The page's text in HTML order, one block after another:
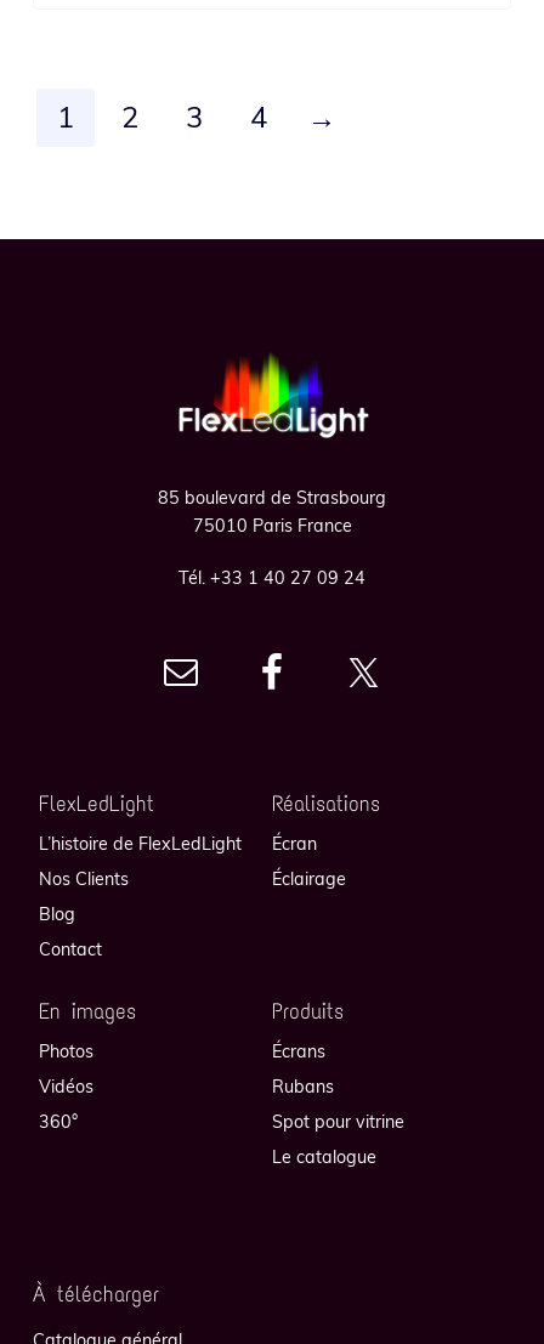
1 2 3 4 →
85 boulevard de Strasbourg
75010 Paris France
Tél. +33 1 40 27 09 24
FlexLedLight
L’histoire de FlexLedLight
Nos Clients
Blog
Contact
Réalisations
Écran
Éclairage
En images
Photos
Vidéos
360°
Produits
Écrans
Rubans
Spot pour vitrine
Le catalogue
À télécharger